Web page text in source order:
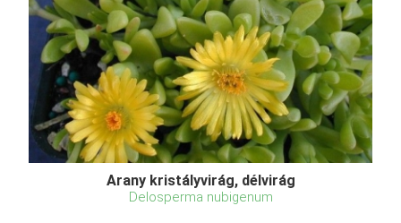
Arany kristályvirág, délvirág
Delosperma nubigenum